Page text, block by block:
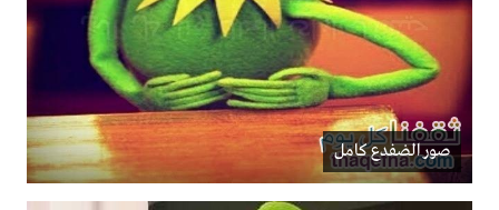
صور الضفدع كامل